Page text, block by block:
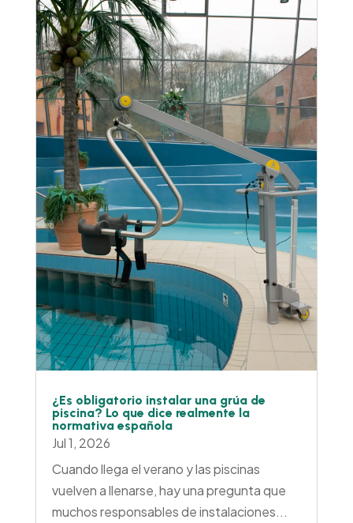
¿Es obligatorio instalar una grúa de
piscina? Lo que dice realmente la
normativa española
Jul 1, 2026
Cuando llega el verano y las piscinas
vuelven a llenarse, hay una pregunta que
muchos responsables de instalaciones...